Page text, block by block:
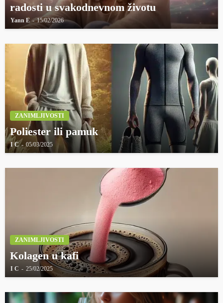
radosti u svakodnevnom životu
Yann E 15/02/2026
ZANIMLJIVOSTI
Poliester ili pamuk
I C 05/03/2025
ZANIMLJIVOSTI
Kolagen u kafi
I C 25/02/2025